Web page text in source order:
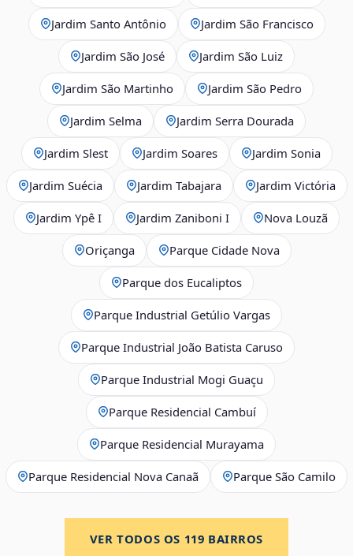
Jardim Santo Antônio Jardim São Francisco
Jardim São José Jardim São Luiz
Jardim São Martinho Jardim São Pedro
Jardim Selma Jardim Serra Dourada
Jardim Slest Jardim Soares Jardim Sonia
Jardim Suécia Jardim Tabajara Jardim Victória
Jardim Ypê I Jardim Zaniboni I Nova Louzã
Oriçanga Parque Cidade Nova
Parque dos Eucaliptos
Parque Industrial Getúlio Vargas
Parque Industrial João Batista Caruso
Parque Industrial Mogi Guaçu
Parque Residencial Cambuí
Parque Residencial Murayama
Parque Residencial Nova Canaã Parque São Camilo
VER TODOS OS 119 BAIRROS